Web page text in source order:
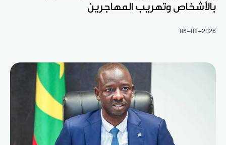
بالأشخاص وتهريب المهاجرين
06-08-2026